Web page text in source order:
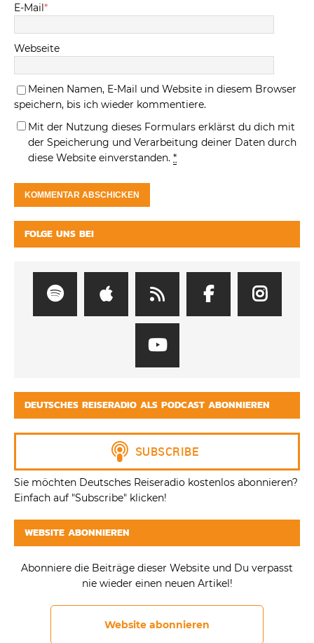
E-Mail*
Webseite
Meinen Namen, E-Mail und Website in diesem Browser
speichern, bis ich wieder kommentiere.
Mit der Nutzung dieses Formulars erklärst du dich mit
der Speicherung und Verarbeitung deiner Daten durch
diese Website einverstanden. *
FOLGE UNS BEI
DEUTSCHES REISERADIO ALS PODCAST ABONNIEREN
Sie möchten Deutsches Reiseradio kostenlos abonnieren?
Einfach auf "Subscribe" klicken!
WEBSITE ABONNIEREN
Abonniere die Beiträge dieser Website und Du verpasst
nie wieder einen neuen Artikel!
Website abonnieren